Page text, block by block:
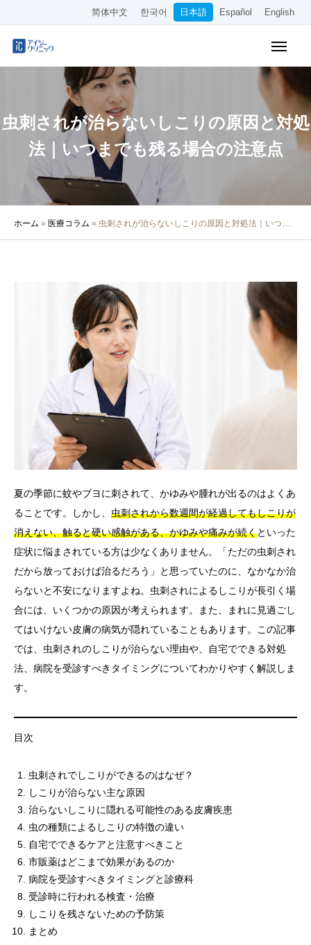
简体中文 한국어 日本語 Español English
虫刺されが治らないしこりの原因と対処
法｜いつまでも残る場合の注意点
ホーム » 医療コラム » 虫刺されが治らないしこりの原因と対処法｜いつまでも残る場合の注意点
夏の季節に蚊やブヨに刺されて、かゆみや腫れが出るのはよくあ
ることです。しかし、 虫刺されから数週間が経過してもしこりが
消えない、触ると硬い感触がある、かゆみや痛みが続くといった
症状に悩まされている方は少なくありません。「ただの虫刺され
だから放っておけば治るだろう」と思っていたのに、なかなか治
らないと不安になりますよね。虫刺されによるしこりが長引く場
合には、いくつかの原因が考えられます。また、まれに見過ごし
てはいけない皮膚の病気が隠れていることもあります。この記事
では、虫刺されのしこりが治らない理由や、自宅でできる対処
法、病院を受診すべきタイミングについてわかりやすく解説しま
す。
目次
虫刺されでしこりができるのはなぜ？
しこりが治らない主な原因
治らないしこりに隠れる可能性のある皮膚疾患
虫の種類によるしこりの特徴の違い
自宅でできるケアと注意すべきこと
市販薬はどこまで効果があるのか
病院を受診すべきタイミングと診療科
受診時に行われる検査・治療
しこりを残さないための予防策
まとめ
アクセス
クリニック紹介
院長・医師の紹介
한국어 English